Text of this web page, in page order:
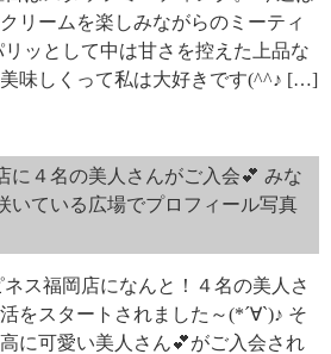
リームを楽しみながらのミーティ
ッとして中は甘さを控えた上品な
味しくって私は大好きです(^^♪ […]
に４名の美人さんがご入会💕 みな
いている広場でプロフィール写真
ス福岡店になんと！４名の美人さ
をスタートされました～(*´∀`)♪ そ
に可愛い美人さん💕がご入会され